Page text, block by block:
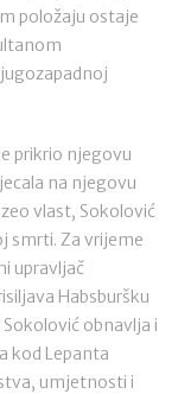
položaju ostaje
prikrio njegovu
na njegovu
vlast, Sokolović
smrti. Za vrijeme
upravljač
Habsburšku
Sokolović obnavlja i
kod Lepanta
umjetnosti i